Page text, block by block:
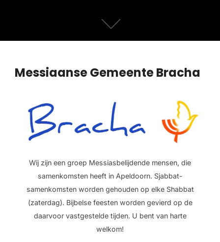
Messiaanse Gemeente Bracha
Wij zijn een groep Messiasbelijdende mensen, die
samenkomsten heeft in Apeldoorn. Sjabbat-
samenkomsten worden gehouden op elke Shabbat
(zaterdag). Bijbelse feesten worden gevierd op de
daarvoor vastgestelde tijden. U bent van harte
welkom!